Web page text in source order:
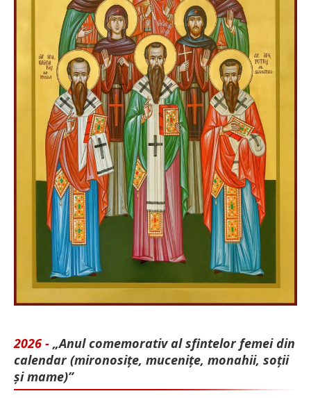
2026 - „Anul comemorativ al sfintelor femei din
calendar (mironosițe, mu­cenițe, monahii, soții
și mame)”